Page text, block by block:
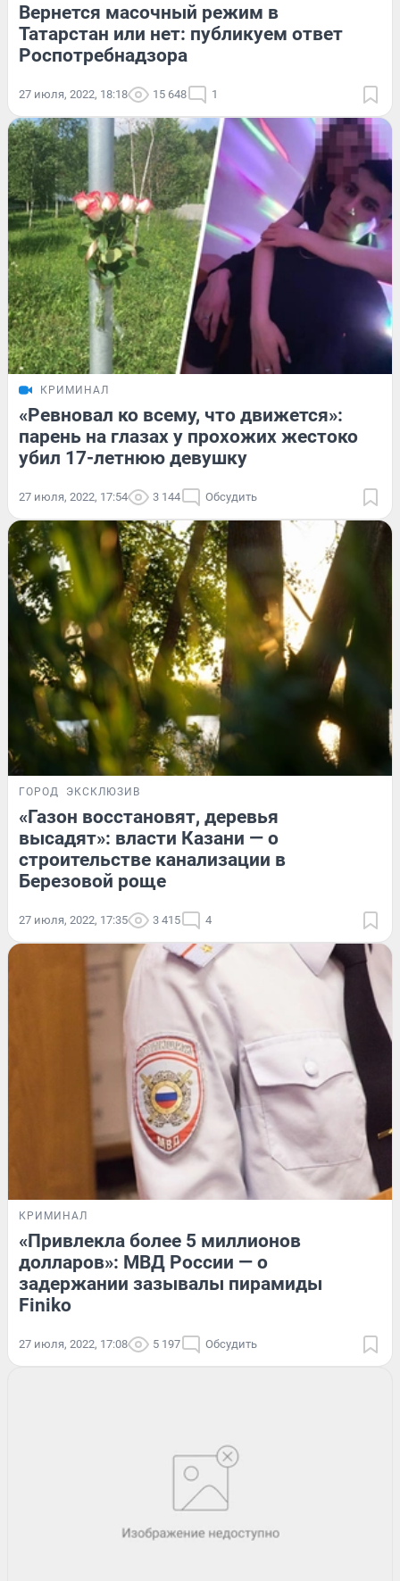
Вернется масочный режим в
Татарстан или нет: публикуем ответ
Роспотребнадзора
27 июля, 2022, 18:18 15 648 1
КРИМИНАЛ
«Ревновал ко всему, что движется»:
парень на глазах у прохожих жестоко
убил 17-летнюю девушку
27 июля, 2022, 17:54 3 144 Обсудить
ГОРОД ЭКСКЛЮЗИВ
«Газон восстановят, деревья
высадят»: власти Казани — о
строительстве канализации в
Березовой роще
27 июля, 2022, 17:35 3 415 4
КРИМИНАЛ
«Привлекла более 5 миллионов
долларов»: МВД России — о
задержании зазывалы пирамиды
Finiko
27 июля, 2022, 17:08 5 197 Обсудить